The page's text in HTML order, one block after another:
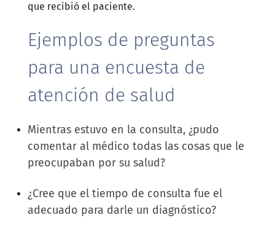
que recibió el paciente.
Ejemplos de preguntas
para una encuesta de
atención de salud
Mientras estuvo en la consulta, ¿pudo
comentar al médico todas las cosas que le
preocupaban por su salud?
¿Cree que el tiempo de consulta fue el
adecuado para darle un diagnóstico?